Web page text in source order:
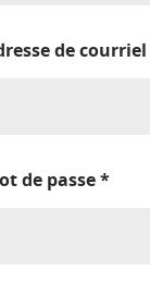
de courriel
de passe*